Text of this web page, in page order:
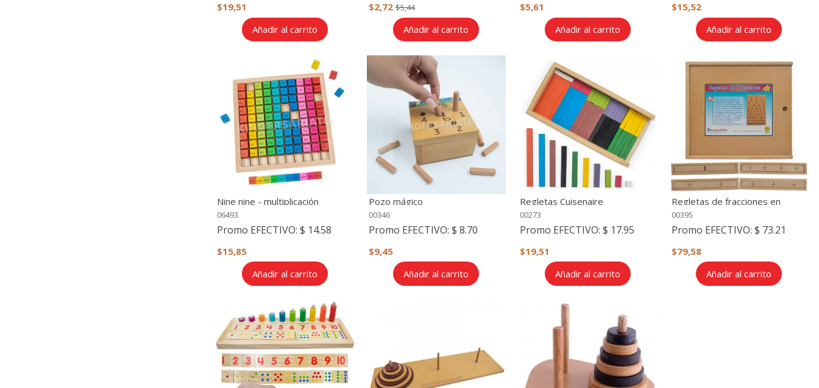
$19,51
Añadir al carrito
$2,72$5,44
Añadir al carrito
$5,61
Añadir al carrito
$15,52
Añadir al carrito
Nine nine - multiplicación
06493
Promo EFECTIVO: $ 14.58
$15,85
Añadir al carrito
Pozo mágico
00346
Promo EFECTIVO: $ 8.70
$9,45
Añadir al carrito
Regletas Cuisenaire
00273
Promo EFECTIVO: $ 17.95
$19,51
Añadir al carrito
Regletas de fracciones en
madera
00395
Promo EFECTIVO: $ 73.21
$79,58
Añadir al carrito